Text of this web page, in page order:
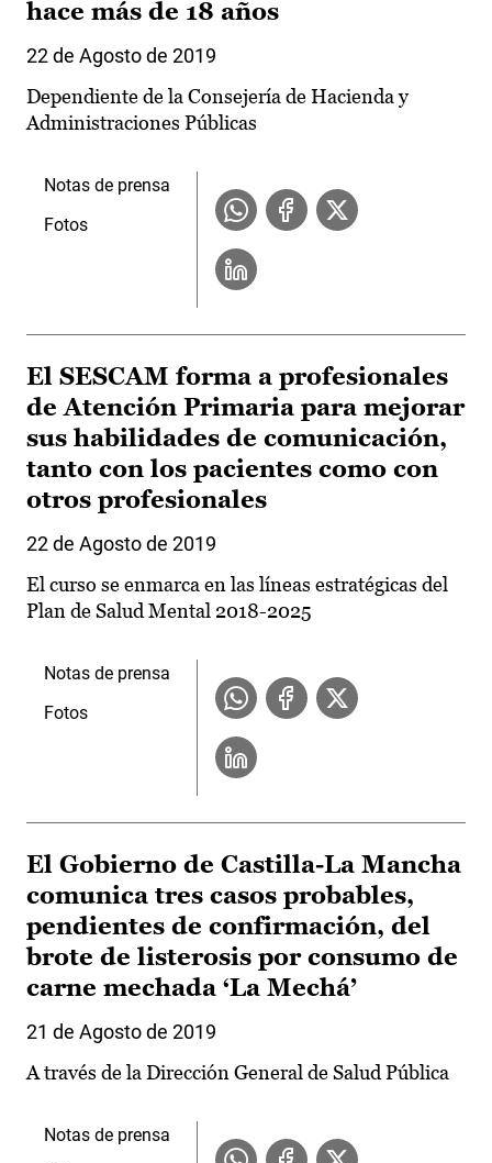
hace más de 18 años
22 de Agosto de 2019
Dependiente de la Consejería de Hacienda y
Administraciones Públicas
Notas de prensa
Fotos
El SESCAM forma a profesionales
de Atención Primaria para mejorar
sus habilidades de comunicación,
tanto con los pacientes como con
otros profesionales
22 de Agosto de 2019
El curso se enmarca en las líneas estratégicas del
Plan de Salud Mental 2018-2025
Notas de prensa
Fotos
El Gobierno de Castilla-La Mancha
comunica tres casos probables,
pendientes de confirmación, del
brote de listerosis por consumo de
carne mechada ‘La Mechá’
21 de Agosto de 2019
A través de la Dirección General de Salud Pública
Notas de prensa